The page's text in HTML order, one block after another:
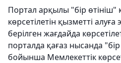
Портал арқылы "бір
көрсетілетін қызметті
берілген жағдайда
порталда қағаз нысанда
бойынша Мемлекеттік